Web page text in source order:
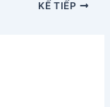
KẾ TIẾP